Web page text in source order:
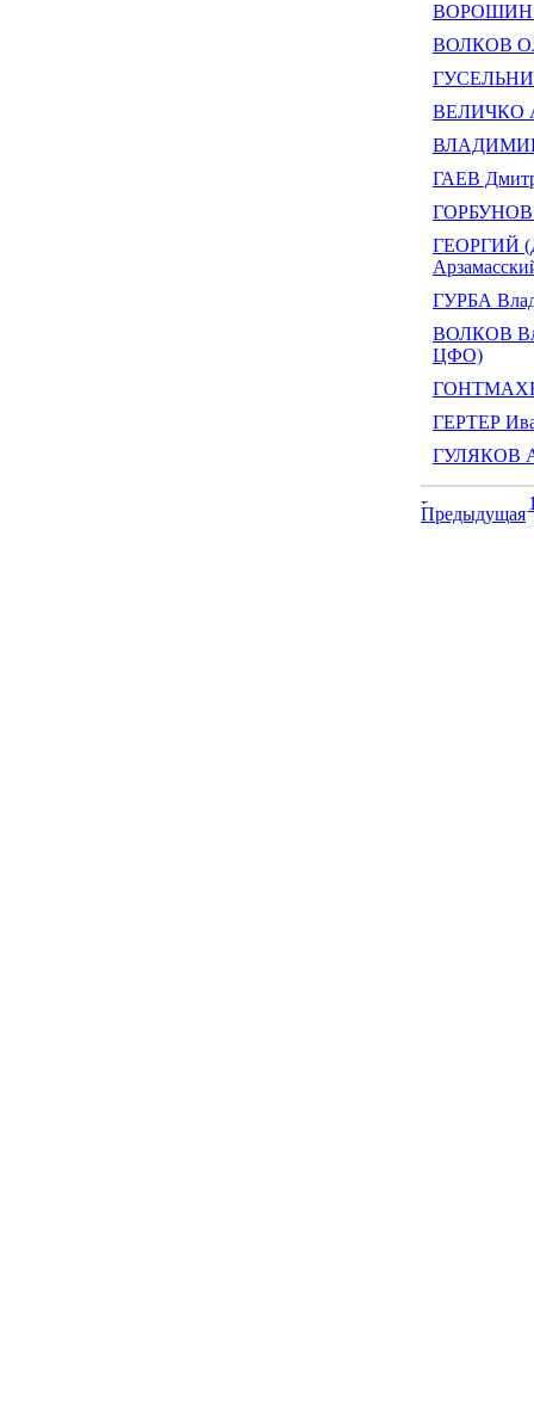
ВОРОШИН
ВОЛКОВ
ВЕЛИЧКО
ВЛАДИМИР
ГАЕВ
ГОРБУНОВ
ГЕОРГИЙ
ГУРБА
ВОЛКОВ
ЦФО)
ГЕРТЕР
ГУЛЯКОВ
Предыдущая